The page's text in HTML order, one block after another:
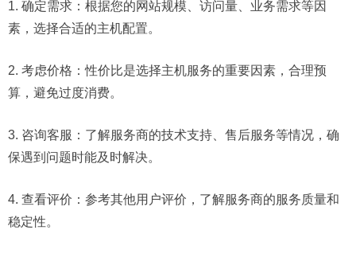
1. 确定需求：根据您的网站规模、访问量、业务需求等因
素，选择合适的主机配置。
2. 考虑价格：性价比是选择主机服务的重要因素，合理预
算，避免过度消费。
3. 咨询客服：了解服务商的技术支持、售后服务等情况，确
保遇到问题时能及时解决。
4. 查看评价：参考其他用户评价，了解服务商的服务质量和
稳定性。